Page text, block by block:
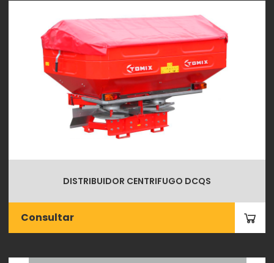
DISTRIBUIDOR CENTRIFUGO DCQS
Consultar